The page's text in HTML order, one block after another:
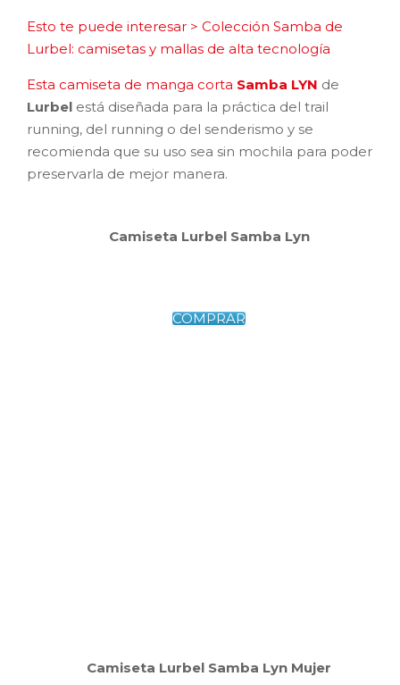
Esto te puede interesar > Colección Samba de
Lurbel: camisetas y mallas de alta tecnología
Esta camiseta de manga corta Samba LYN de
Lurbel está diseñada para la práctica del trail
running, del running o del senderismo y se
recomienda que su uso sea sin mochila para poder
preservarla de mejor manera.
Camiseta Lurbel Samba Lyn
COMPRAR
Camiseta Lurbel Samba Lyn Mujer